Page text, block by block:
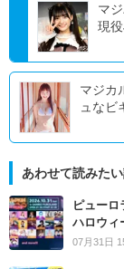
マ
現
マジカ
ュなビ
あわせて読みた
ピュー
ハロウィ
07月31日